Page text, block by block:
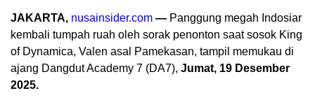
JAKARTA, nusainsider.com — Panggung megah Indosiar
kembali tumpah ruah oleh sorak penonton saat sosok King
of Dynamica, Valen asal Pamekasan, tampil memukau di
ajang Dangdut Academy 7 (DA7), Jumat, 19 Desember
2025.